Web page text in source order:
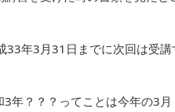
33年3月31日までに次回は受講
年？？？ってことは今年の3月